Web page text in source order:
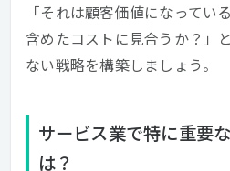
「それは顧客価値になってい
含めたコストに見合うか？」
ない戦略を構築しましょう。
サービス業で特に重要
は？